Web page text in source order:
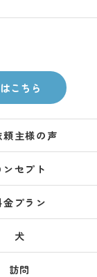
こちら
頼主様の声
ンセプト
金プラン
犬
訪問